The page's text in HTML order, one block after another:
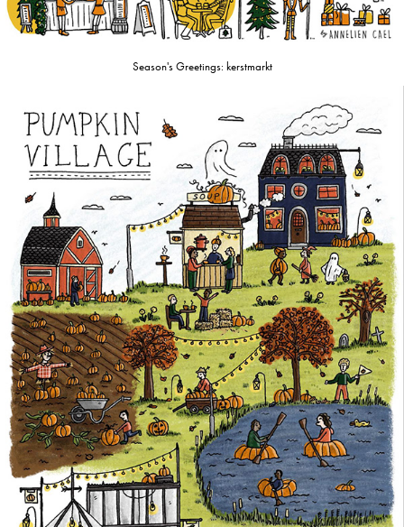
Season's Greetings: kerstmarkt